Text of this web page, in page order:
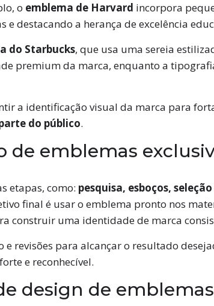
o emblema de Harvard incorpora
destacando a herança de excelência
do Starbucks, que usa uma sereia
premium da marca, enquanto a
a identificação visual da marca para
do público.
de emblemas
etapas, como: pesquisa, esboços,
final é usar o emblema pronto nos
construir uma identidade de marca
e revisões para alcançar o resultado
e reconhecível.
design de emblemas